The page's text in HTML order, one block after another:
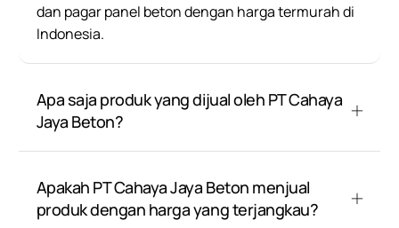
dan pagar panel beton dengan harga termurah di
Indonesia.
Apa saja produk yang dijual oleh PT Cahaya
Jaya Beton?
Apakah PT Cahaya Jaya Beton menjual
produk dengan harga yang terjangkau?